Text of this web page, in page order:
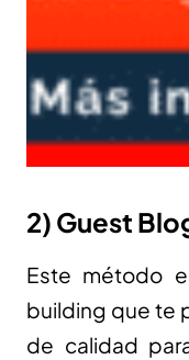
2) Guest
Este método
building que te
de calidad